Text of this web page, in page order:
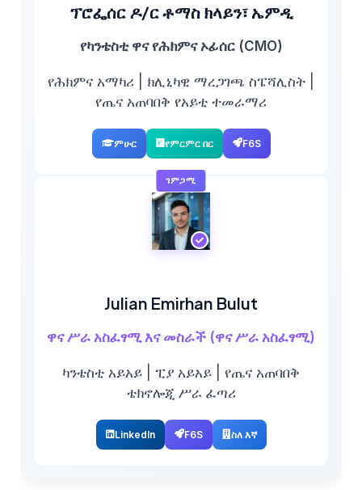
ፕሮፌሰር ዶ/ር ቶማስ ክላይን፣ ኤምዲ
የካንቴስቲ ዋና የሕክምና ኦፊሰር (CMO)
የሕክምና አማካሪ | ክሊኒካዊ ማረጋገጫ ስፔሻሊስት |
የጤና አጠባበቅ የአይቲ ተመራማሪ
ምሁር የምርምር በር F6S
ገምጋሚ
Julian Emirhan Bulut
ዋና ሥራ አስፈፃሚ እና መስራች (ዋና ሥራ አስፈፃሚ)
ካንቴስቲ አይአይ | ፒያ አይአይ | የጤና አጠባበቅ
ቴክኖሎጂ ሥራ ፈጣሪ
LinkedIn F6S ስለ እኛ